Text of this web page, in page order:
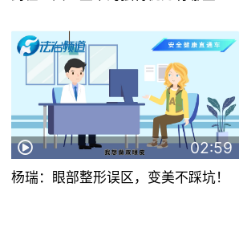
02:59
杨瑞：眼部整形误区，变美不踩坑！